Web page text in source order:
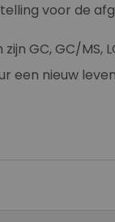
voor de
zijn GC, GC/
een nieuw